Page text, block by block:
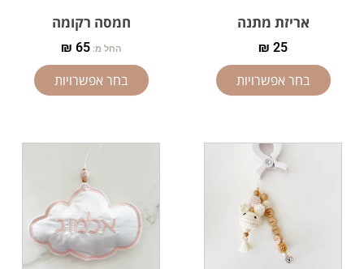
אריזת מתנה
₪ 25
בחר אפשרויות
חמסה רקומה
החל מ: ₪ 65
בחר אפשרויות